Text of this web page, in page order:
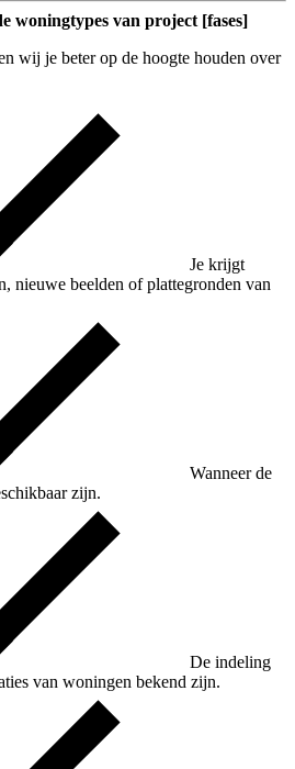
woningtypes van project [fases]
wij je beter op de hoogte houden over
Je krijgt
nieuwe beelden of plattegronden van
Wanneer de
zijn.
De indeling
van woningen bekend zijn.